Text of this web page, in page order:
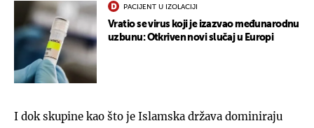
PACIJENT U IZOLACIJI
Vratio se virus koji je izazvao međunarodnu
uzbunu: Otkriven novi slučaj u Europi
I dok skupine kao što je Islamska država dominiraju